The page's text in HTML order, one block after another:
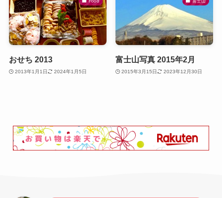
おせち 2013
2013年1月1日 2024年1月5日
富士山写真 2015年2月
2015年3月15日 2023年12月30日